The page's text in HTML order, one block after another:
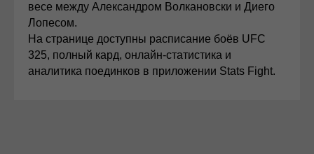
весе между Александром Волкановски и Диего
Лопесом.
На странице доступны расписание боёв UFC
325, полный кард, онлайн-статистика и
аналитика поединков в приложении Stats Fight.